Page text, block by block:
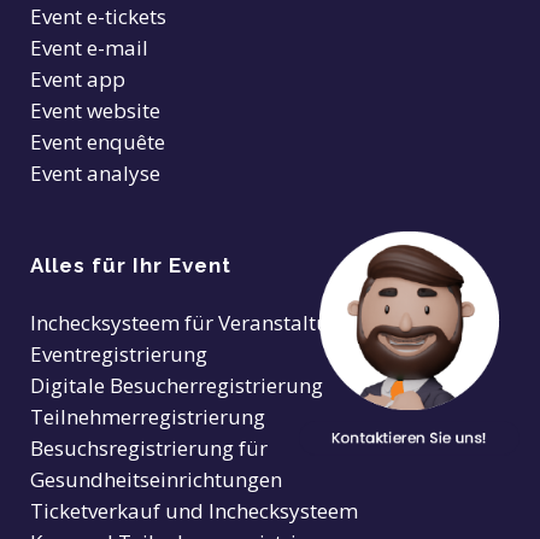
Event e-tickets
Event e-mail
Event app
Event website
Event enquête
Event analyse
Alles für Ihr Event
Inchecksysteem für Veranstaltungen
Eventregistrierung
Digitale Besucherregistrierung
Teilnehmerregistrierung
Besuchsregistrierung für
Gesundheitseinrichtungen
Ticketverkauf und Inchecksysteem